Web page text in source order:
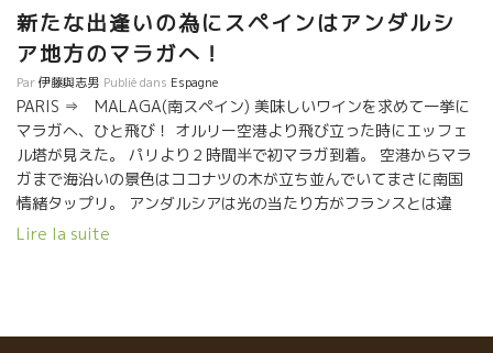
小路に入ったところに粋な店が見えてきた。 そこ
が自然派ワインが飲めるレストランLa Casa del Perro ラ・カサ・
デル・ぺロだった。 もうオープンして１５年もたっているとのこ
と。 店に入ると左の壁一面にワインボトルの絵が描かれいて、真
ん中に１４本のワインが陳列されている。 この１４種類のワイン
が、今夜グラスワインとして提供されているもの。 客席は２階に
なっている。 ほぼ満員だった。 海に近いマラガは湿気もあって夜
になっても２５度ほどの気温で暑い。 窓際の風が入る場所を陣取
った。 さあ、マラガを食べて飲むぞ！！
新たな出逢いの為にスペインはアンダルシ
ア地方のマラガへ！
Par伊藤與志男 Publié dans Espagne
PARIS ⇒ MALAGA(南スペイン) 美味しいワインを求めて一挙に
マラガへ、ひと飛び！ オルリー空港より飛び立った時にエッフェ
ル塔が見えた。 パリより２時間半で初マラガ到着。 空港からマラ
ガまで海沿いの景色はココナツの木が立ち並んでいてまさに南国
情緒タップリ。 アンダルシアは光の当たり方がフランスとは違
う。 特にマラガは夕陽が美しい。
Lire la suite